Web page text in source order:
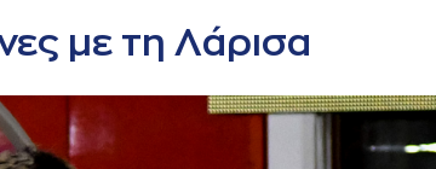
με τη Λάρισα